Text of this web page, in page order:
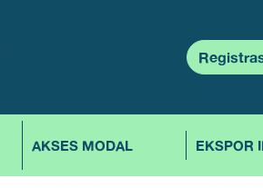
AKSES MODAL EKSPOR